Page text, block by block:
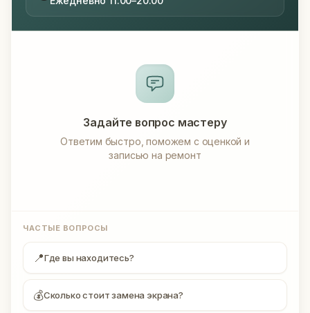
Задайте вопрос мастеру
Ответим быстро, поможем с оценкой и
записью на ремонт
ЧАСТЫЕ ВОПРОСЫ
📍Где вы находитесь?
💰Сколько стоит замена экрана?